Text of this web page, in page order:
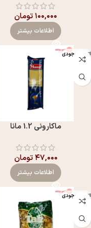
۱۰۰,۰۰۰تومان
اطلاعات بیشتر
اتمام موجودی
ماکارونی 1.2 مانا
۴۷,۰۰۰تومان
اطلاعات بیشتر
اتمام موجودی